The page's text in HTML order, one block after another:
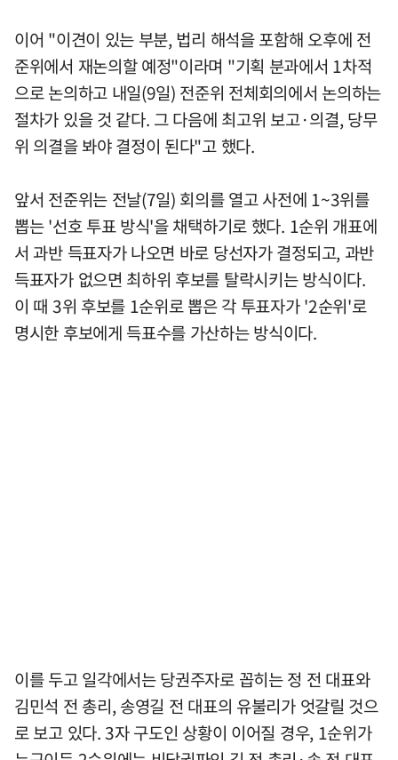
이어 "이견이 있는 부분, 법리 해석을 포함해 오후에 전
준위에서 재논의할 예정"이라며 "기획 분과에서 1차적
으로 논의하고 내일(9일) 전준위 전체회의에서 논의하는
절차가 있을 것 같다. 그 다음에 최고위 보고·의결, 당무
위 의결을 봐야 결정이 된다"고 했다.
앞서 전준위는 전날(7일) 회의를 열고 사전에 1~3위를
뽑는 '선호 투표 방식'을 채택하기로 했다. 1순위 개표에
서 과반 득표자가 나오면 바로 당선자가 결정되고, 과반
득표자가 없으면 최하위 후보를 탈락시키는 방식이다.
이 때 3위 후보를 1순위로 뽑은 각 투표자가 '2순위'로
명시한 후보에게 득표수를 가산하는 방식이다.
이를 두고 일각에서는 당권주자로 꼽히는 정 전 대표와
김민석 전 총리, 송영길 전 대표의 유불리가 엇갈릴 것으
로 보고 있다. 3자 구도인 상황이 이어질 경우, 1순위가